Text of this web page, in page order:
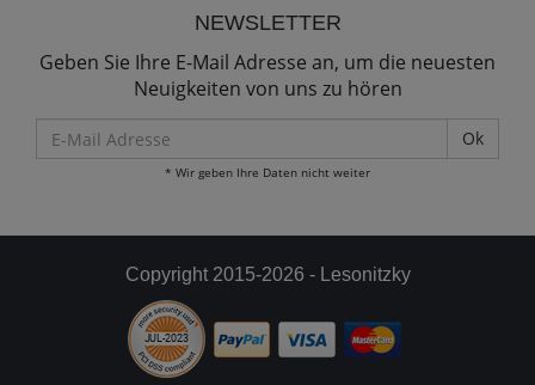
NEWSLETTER
Geben Sie Ihre E-Mail Adresse an, um die neuesten
Neuigkeiten von uns zu hören
Mail
Adresse
* Wir geben Ihre Daten nicht weiter
Copyright 2015-2026 - Lesonitzky